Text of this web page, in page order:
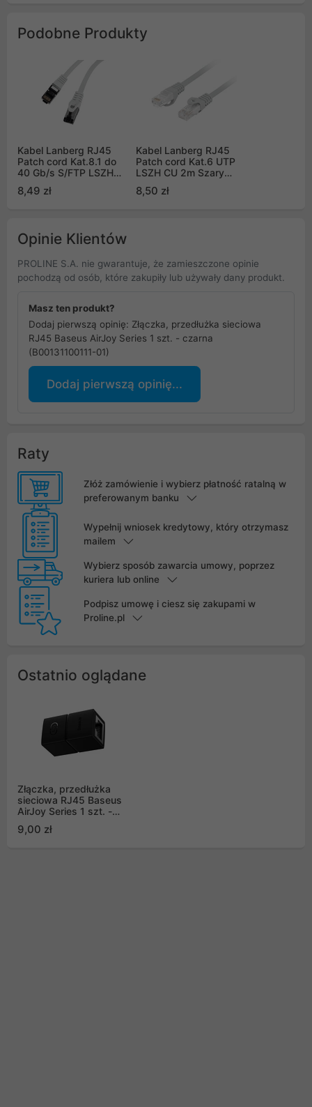
Podobne Produkty
Kabel Lanberg RJ45
Patch cord Kat.8.1 do
40 Gb/s S/FTP LSZH
CU 0.5m Szary Fluke
Passed (PCF8-10CU-
8,49 zł
Kabel Lanberg RJ45
Patch cord Kat.6 UTP
LSZH CU 2m Szary
Fluke Passed (PCU6-
10CU-0200-S)
8,50 zł
Opinie Klientów
PROLINE S.A. nie gwarantuje, że zamieszczone opinie
pochodzą od osób, które zakupiły lub używały dany produkt.
Masz ten produkt?
Dodaj pierwszą opinię: Złączka, przedłużka sieciowa
RJ45 Baseus AirJoy Series 1 szt. - czarna
(B00131100111-01)
Dodaj pierwszą opinię...
Raty
Złóż zamówienie i wybierz płatność ratalną w
preferowanym banku
Wypełnij wniosek kredytowy, który otrzymasz
mailem
Wybierz sposób zawarcia umowy, poprzez
kuriera lub online
Podpisz umowę i ciesz się zakupami w
Proline.pl
Ostatnio oglądane
Złączka, przedłużka
sieciowa RJ45 Baseus
AirJoy Series 1 szt. -
01)
9,00 zł